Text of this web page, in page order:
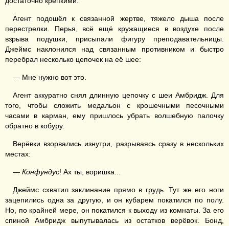
Агент подошёл к связанной жертве, тяжело дыша после
перестрелки. Перья, всё ещё кружащиеся в воздухе после
взрыва подушки, присыпали фигуру преподавательницы.
Джеймс наклонился над связанным противником и быстро
перебрал несколько цепочек на её шее:
— Мне нужно вот это.
Агент аккуратно снял длинную цепочку с шеи Амбридж. Для
того, чтобы сложить медальон с крошечными песочными
часами в карман, ему пришлось убрать волшебную палочку
обратно в кобуру.
Верёвки взорвались изнутри, разрываясь сразу в нескольких
местах:
— Конфундус! Ах ты, воришка...
Джеймс схватил заклинание прямо в грудь. Тут же его ноги
зацепились одна за другую, и он кубарем покатился по полу.
Но, по крайней мере, он покатился к выходу из комнаты. За его
спиной Амбридж выпутывалась из остатков верёвок. Бонд,